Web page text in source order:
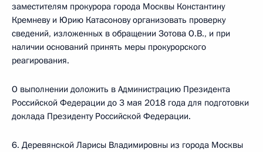
заместителям прокурора города Москвы Константину
Кремневу и Юрию Катасонову организовать проверку
сведений, изложенных в обращении Зотова О.В., и при
наличии оснований принять меры прокурорского
реагирования.
О выполнении доложить в Администрацию Президента
Российской Федерации до 3 мая 2018 года для подготовки
доклада Президенту Российской Федерации.
6. Деревянской Ларисы Владимировны из города Москвы